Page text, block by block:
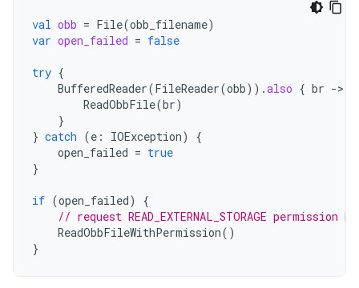
val obb = File(obb_filename)
var open_failed = false
try {
BufferedReader(FileReader(obb)).also { br -
ReadObbFile(br)
}
} catch (e : IOException)
{
open_failed = true
}
if (open_failed)
{
// request READ_EXTERNAL_STORAGE
ReadObbFileWithPermission()
}